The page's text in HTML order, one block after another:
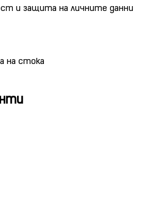
и защита на личните данни
на стока